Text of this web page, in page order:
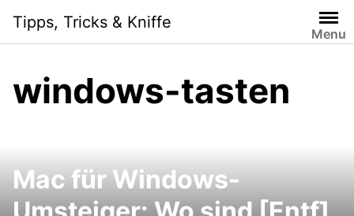
content
Tipps, Tricks & Kniffe
Menu
windows-tasten
Mac für Windows-